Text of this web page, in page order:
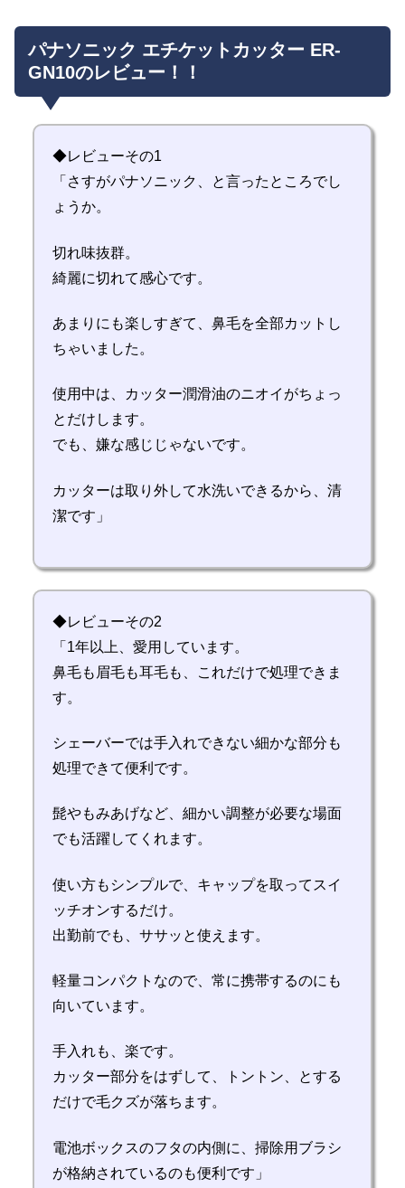
パナソニック エチケットカッター ER-
GN10のレビュー！！
◆レビューその1
「さすがパナソニック、と言ったところでし
ょうか。
切れ味抜群。
綺麗に切れて感心です。
あまりにも楽しすぎて、鼻毛を全部カットし
ちゃいました。
使用中は、カッター潤滑油のニオイがちょっ
とだけします。
でも、嫌な感じじゃないです。
カッターは取り外して水洗いできるから、清
潔です」
◆レビューその2
「1年以上、愛用しています。
鼻毛も眉毛も耳毛も、これだけで処理できま
す。
シェーバーでは手入れできない細かな部分も
処理できて便利です。
髭やもみあげなど、細かい調整が必要な場面
でも活躍してくれます。
使い方もシンプルで、キャップを取ってスイ
ッチオンするだけ。
出勤前でも、ササッと使えます。
軽量コンパクトなので、常に携帯するのにも
向いています。
手入れも、楽です。
カッター部分をはずして、トントン、とする
だけで毛クズが落ちます。
電池ボックスのフタの内側に、掃除用ブラシ
が格納されているのも便利です」